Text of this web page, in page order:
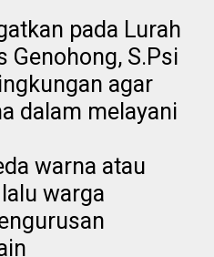
pada Lurah
Genohong, S.Psi
agar
dalam melayani
warna atau
warga